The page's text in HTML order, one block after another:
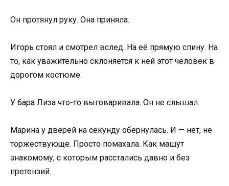
Он протянул руку. Она приняла.
Игорь стоял и смотрел вслед. На её прямую спину. На
то, как уважительно склоняется к ней этот человек в
дорогом костюме.
У бара Лиза что-то выговаривала. Он не слышал.
Марина у дверей на секунду обернулась. И — нет, не
торжествующе. Просто помахала. Как машут
знакомому, с которым расстались давно и без
претензий.